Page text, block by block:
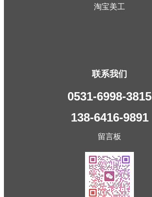
淘宝美工
联系我们
0531-6998-3815
138-6416-9891
留言板